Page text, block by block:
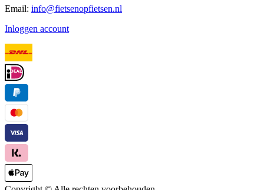
Email: info@fietsenopfietsen.nl
Inloggen account